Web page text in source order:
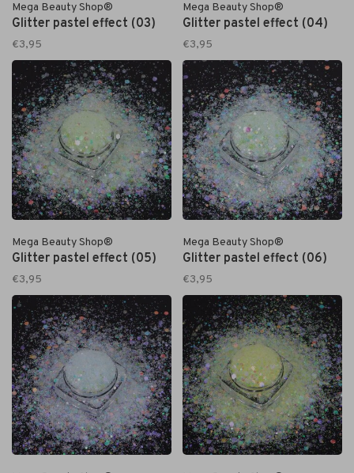
Mega Beauty Shop®
Glitter pastel effect (03)
€3,95
Mega Beauty Shop®
Glitter pastel effect (04)
€3,95
Mega Beauty Shop®
Glitter pastel effect (05)
€3,95
Mega Beauty Shop®
Glitter pastel effect (06)
€3,95